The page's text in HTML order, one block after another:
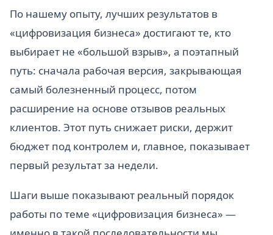
По нашему опыту, лучших результатов в
«цифровизация бизнеса» достигают те, кто
выбирает не «большой взрыв», а поэтапный
путь: сначала рабочая версия, закрывающая
самый болезненный процесс, потом
расширение на основе отзывов реальных
клиентов. Этот путь снижает риски, держит
бюджет под контролем и, главное, показывает
первый результат за недели.
Шаги выше показывают реальный порядок
работы по теме «цифровизация бизнеса» —